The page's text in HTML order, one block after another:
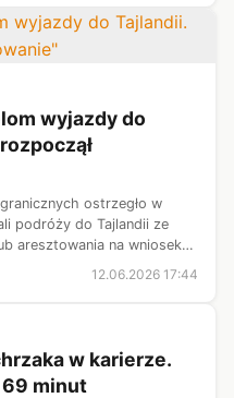
wyjazdy do
ostrzegło w
podróży do Tajlandii ze
aresztowania na wniosek
12.06.2026 17:44
w karierze.
minut